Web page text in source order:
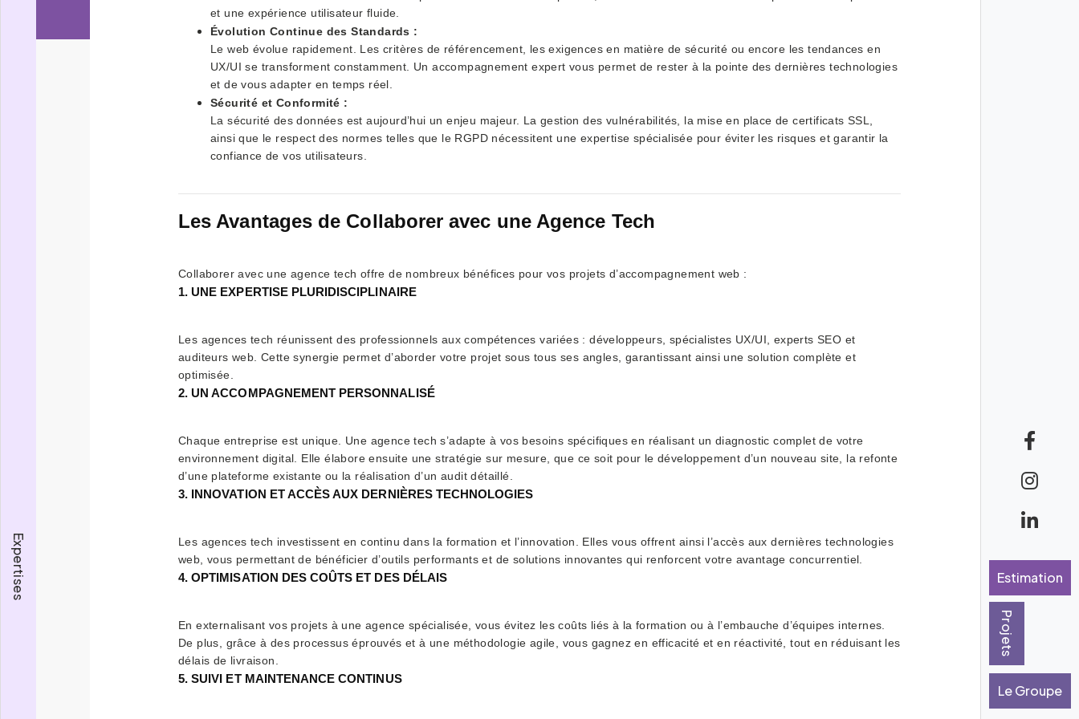
et une expérience utilisateur fluide.
Évolution Continue des Standards :
Le web évolue rapidement. Les critères de référencement, les exigences en matière de sécurité ou encore les tendances en
UX/UI se transforment constamment. Un accompagnement expert vous permet de rester à la pointe des dernières technologies
et de vous adapter en temps réel.
Sécurité et Conformité :
La sécurité des données est aujourd’hui un enjeu majeur. La gestion des vulnérabilités, la mise en place de certificats SSL,
ainsi que le respect des normes telles que le RGPD nécessitent une expertise spécialisée pour éviter les risques et garantir la
confiance de vos utilisateurs.
Les Avantages de Collaborer avec une Agence Tech
Collaborer avec une agence tech offre de nombreux bénéfices pour vos projets d’accompagnement web :
1. UNE EXPERTISE PLURIDISCIPLINAIRE
Les agences tech réunissent des professionnels aux compétences variées : développeurs, spécialistes UX/UI, experts SEO et
auditeurs web. Cette synergie permet d’aborder votre projet sous tous ses angles, garantissant ainsi une solution complète et
optimisée.
2. UN ACCOMPAGNEMENT PERSONNALISÉ
Chaque entreprise est unique. Une agence tech s’adapte à vos besoins spécifiques en réalisant un diagnostic complet de votre
environnement digital. Elle élabore ensuite une stratégie sur mesure, que ce soit pour le développement d’un nouveau site, la refonte
d’une plateforme existante ou la réalisation d’un audit détaillé.
3. INNOVATION ET ACCÈS AUX DERNIÈRES TECHNOLOGIES
Les agences tech investissent en continu dans la formation et l’innovation. Elles vous offrent ainsi l’accès aux dernières technologies
web, vous permettant de bénéficier d’outils performants et de solutions innovantes qui renforcent votre avantage concurrentiel.
4. OPTIMISATION DES COÛTS ET DES DÉLAIS
En externalisant vos projets à une agence spécialisée, vous évitez les coûts liés à la formation ou à l’embauche d’équipes internes.
De plus, grâce à des processus éprouvés et à une méthodologie agile, vous gagnez en efficacité et en réactivité, tout en réduisant les
délais de livraison.
5. SUIVI ET MAINTENANCE CONTINUS
Estimation
Projets
Le Groupe
Expertises